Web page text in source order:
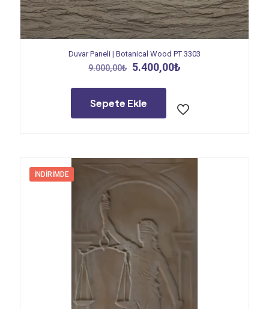
Duvar Paneli | Botanical Wood PT 3303
9.000,00₺ Orijinal
9.000,00₺.
5.400,00₺
Sepete Ekle
İNDIRIMDE